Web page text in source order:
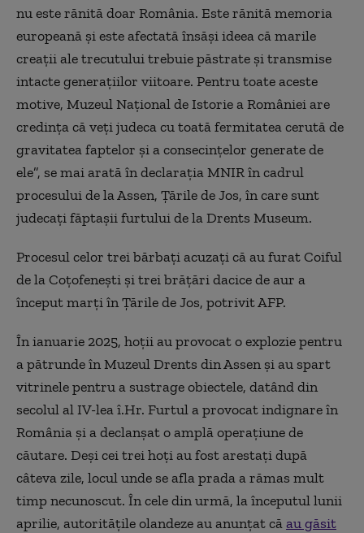
nu este rănită doar România. Este rănită memoria
europeană şi este afectată însăşi ideea că marile
creaţii ale trecutului trebuie păstrate şi transmise
intacte generaţiilor viitoare. Pentru toate aceste
motive, Muzeul Naţional de Istorie a României are
credinţa că veţi judeca cu toată fermitatea cerută de
gravitatea faptelor şi a consecinţelor generate de
ele”, se mai arată în declaraţia MNIR în cadrul
procesului de la Assen, Ţările de Jos, în care sunt
judecaţi făptaşii furtului de la Drents Museum.
Procesul celor trei bărbaţi acuzaţi că au furat Coiful
de la Coţofeneşti şi trei brăţări dacice de aur a
început marţi în Ţările de Jos, potrivit AFP.
În ianuarie 2025, hoţii au provocat o explozie pentru
a pătrunde în Muzeul Drents din Assen şi au spart
vitrinele pentru a sustrage obiectele, datând din
secolul al IV-lea î.Hr. Furtul a provocat indignare în
România şi a declanşat o amplă operaţiune de
căutare. Deşi cei trei hoţi au fost arestaţi după
câteva zile, locul unde se afla prada a rămas mult
timp necunoscut. În cele din urmă, la începutul lunii
aprilie, autorităţile olandeze au anunţat căau găsit